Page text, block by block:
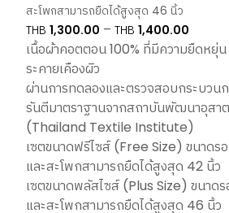
สะโพกสามารถยืดได้สูงสุด 46 นิ้ว
THB 1,300.00 – THB 1,400.00
range:
เนื้อผ้าคอตตอน 100% ที่มีความยืดหยุ่
ระคายเคืองผิว
ผ่านการทดลองและตรวจสอบกระบวน
รันตีมาตราฐานจากสถาบันพัฒนาอุสา
(Thailand Textile Institute)
เซตขนาดฟรีไซส์ (Free Size) ขนาดร
และสะโพกสามารถยืดได้สูงสุด 42 นิ้ว
เซตขนาดพลัสไซส์ (Plus Size) ขนาด
และสะโพกสามารถยืดได้สูงสุด 46 นิ้ว